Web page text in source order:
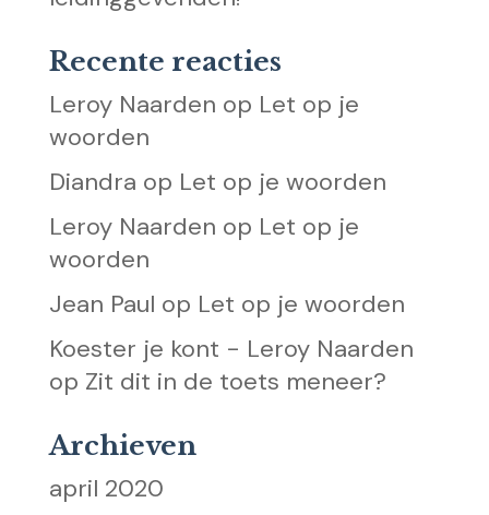
Recente reacties
Leroy Naarden op Let op je
woorden
Diandra op Let op je woorden
Leroy Naarden op Let op je
woorden
Jean Paul op Let op je woorden
Koester je kont - Leroy Naarden
op Zit dit in de toets meneer?
Archieven
april 2020